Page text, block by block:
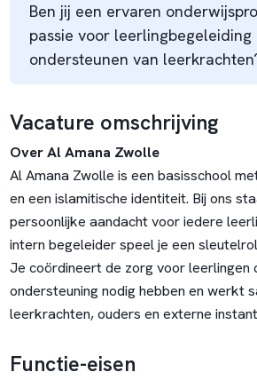
Ben jij een ervaren
passie voor leerlingbegeleiding
ondersteunen van
Vacature omschrijving
Over Al Amana Zwolle
Al Amana Zwolle is een basisschool
en een islamitische identiteit. Bij ons
persoonlijke aandacht voor iedere
intern begeleider speel je een
Je coördineert de zorg voor leerlingen
ondersteuning nodig hebben en werkt
leerkrachten, ouders en externe
Functie-eisen